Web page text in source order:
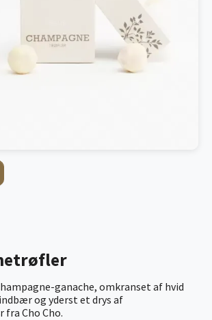
ganache, omkranset af hvid
og yderst et drys af
fra Cho Cho.